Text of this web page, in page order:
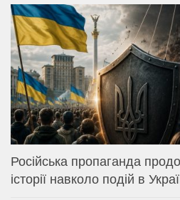
Російська пропаганда
історії навколо подій в